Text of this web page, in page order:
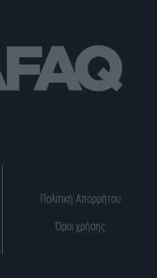
Πολιτική Απορρήτου
Όροι χρήσης